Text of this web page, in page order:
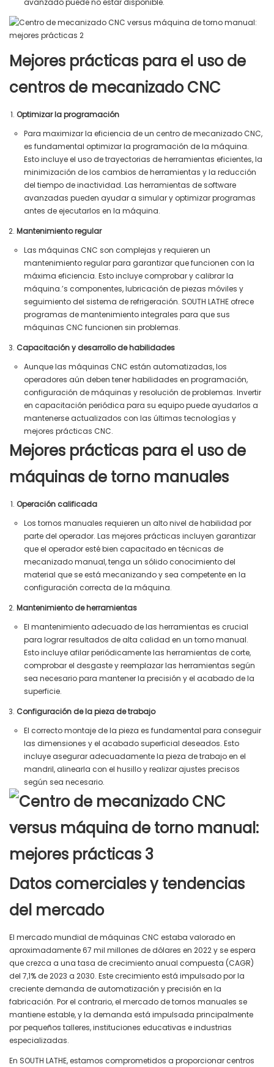
avanzado puede no estar disponible.
Mejores prácticas para el uso de
centros de mecanizado CNC
Optimizar la programación
Para maximizar la eficiencia de un centro de mecanizado CNC,
es fundamental optimizar la programación de la máquina.
Esto incluye el uso de trayectorias de herramientas eficientes, la
minimización de los cambios de herramientas y la reducción
del tiempo de inactividad. Las herramientas de software
avanzadas pueden ayudar a simular y optimizar programas
antes de ejecutarlos en la máquina.
Mantenimiento regular
Las máquinas CNC son complejas y requieren un
mantenimiento regular para garantizar que funcionen con la
máxima eficiencia. Esto incluye comprobar y calibrar la
máquina.’s componentes, lubricación de piezas móviles y
seguimiento del sistema de refrigeración. SOUTH LATHE ofrece
programas de mantenimiento integrales para que sus
máquinas CNC funcionen sin problemas.
Capacitación y desarrollo de habilidades
Aunque las máquinas CNC están automatizadas, los
operadores aún deben tener habilidades en programación,
configuración de máquinas y resolución de problemas. Invertir
en capacitación periódica para su equipo puede ayudarlos a
mantenerse actualizados con las últimas tecnologías y
mejores prácticas CNC.
Mejores prácticas para el uso de
máquinas de torno manuales
Operación calificada
Los tornos manuales requieren un alto nivel de habilidad por
parte del operador. Las mejores prácticas incluyen garantizar
que el operador esté bien capacitado en técnicas de
mecanizado manual, tenga un sólido conocimiento del
material que se está mecanizando y sea competente en la
configuración correcta de la máquina.
Mantenimiento de herramientas
El mantenimiento adecuado de las herramientas es crucial
para lograr resultados de alta calidad en un torno manual.
Esto incluye afilar periódicamente las herramientas de corte,
comprobar el desgaste y reemplazar las herramientas según
sea necesario para mantener la precisión y el acabado de la
superficie.
Configuración de la pieza de trabajo
El correcto montaje de la pieza es fundamental para conseguir
las dimensiones y el acabado superficial deseados. Esto
incluye asegurar adecuadamente la pieza de trabajo en el
mandril, alinearla con el husillo y realizar ajustes precisos
según sea necesario.
Datos comerciales y tendencias
del mercado
El mercado mundial de máquinas CNC estaba valorado en
aproximadamente 67 mil millones de dólares en 2022 y se espera
que crezca a una tasa de crecimiento anual compuesta (CAGR)
del 7,1% de 2023 a 2030. Este crecimiento está impulsado por la
creciente demanda de automatización y precisión en la
fabricación. Por el contrario, el mercado de tornos manuales se
mantiene estable, y la demanda está impulsada principalmente
por pequeños talleres, instituciones educativas e industrias
especializadas.
En SOUTH LATHE, estamos comprometidos a proporcionar centros